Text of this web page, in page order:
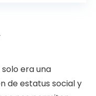
era una
de estatus social y